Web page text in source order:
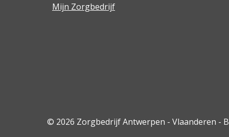
Mijn Zorgbedrijf
© 2026 Zorgbedrijf Antwerpen - Vlaanderen -